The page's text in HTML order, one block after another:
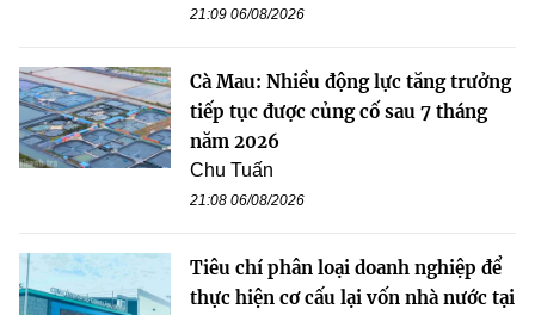
21:09 06/08/2026
Cà Mau: Nhiều động lực tăng trưởng
tiếp tục được củng cố sau 7 tháng
năm 2026
Chu Tuấn
21:08 06/08/2026
Tiêu chí phân loại doanh nghiệp để
thực hiện cơ cấu lại vốn nhà nước tại